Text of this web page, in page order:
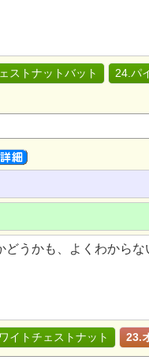
ストナットバット 24.パ
うかも、よくわから
イトチェストナット 23.